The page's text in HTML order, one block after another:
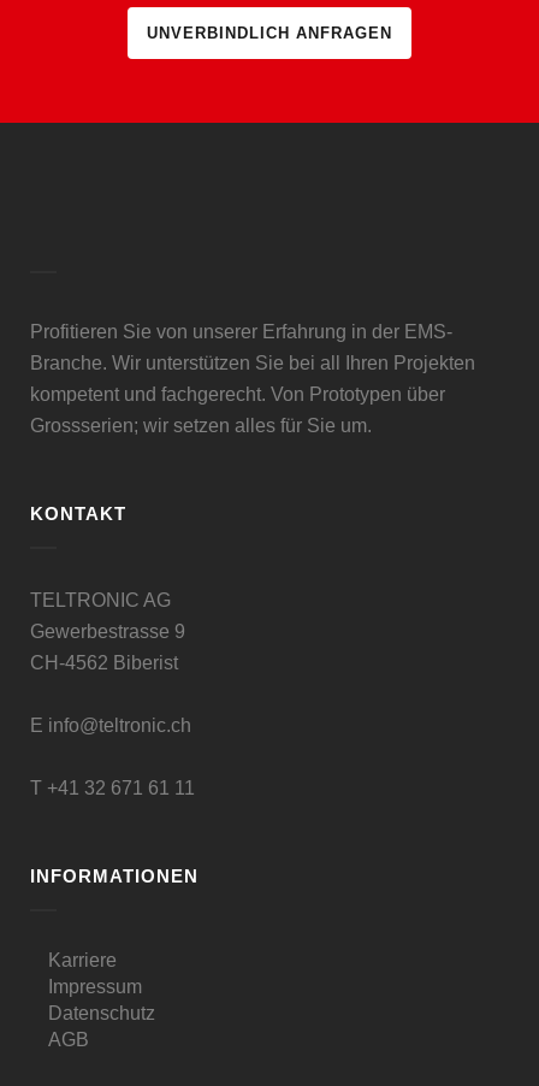
UNVERBINDLICH ANFRAGEN
Profitieren Sie von unserer Erfahrung in der EMS-
Branche. Wir unterstützen Sie bei all Ihren Projekten
kompetent und fachgerecht. Von Prototypen über
Grossserien; wir setzen alles für Sie um.
KONTAKT
TELTRONIC AG
Gewerbestrasse 9
CH-4562 Biberist
E info@teltronic.ch
T +41 32 671 61 11
INFORMATIONEN
Karriere
Impressum
Datenschutz
AGB